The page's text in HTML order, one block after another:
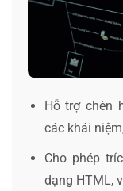
Hỗ trợ chèn
các khái
Cho phép
dạng HTML,